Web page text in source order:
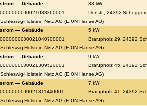
— Gebäude
38 kW
Dorfstr., 24392
Holstein Netz AG (E.ON Hanse AG)
— Gebäude
5 kW
Brarupholz 29, 24392
Holstein Netz AG (E.ON Hanse AG)
— Gebäude
9 kW
Brarupholz 45, 24392
Holstein Netz AG (E.ON Hanse AG)
— Gebäude
7 kW
Brarupholz 41, 24392
Holstein Netz AG (E.ON Hanse AG)